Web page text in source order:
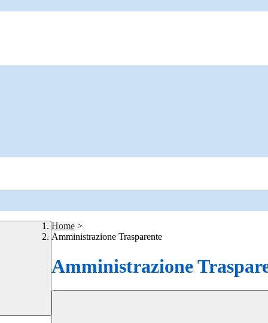
Home >
Amministrazione Trasparente
Amministrazione